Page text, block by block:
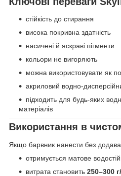
стійкість до стирання
висока покривна здатність
насичені й яскраві пігменти
кольори не вигоряють
можна використовувати як
акриловий водно-
підходить для будь-яких
матеріалів
Використання в
Якщо барвник нанести без
отримується матове
витрата становить 250–300